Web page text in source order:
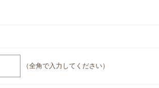
（全角で入力してください）